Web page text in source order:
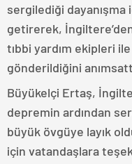
sergilediği dayanışma
getirerek,
tıbbi yardım ekipleri
gönderildiğini
Büyükelçi Ertaş,
depremin ardından
büyük övgüye layık
için vatandaşlara